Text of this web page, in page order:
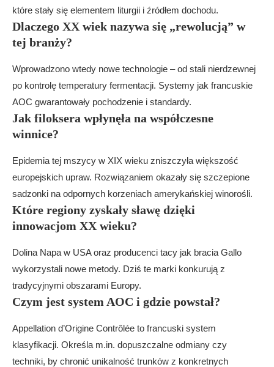
które stały się elementem liturgii i źródłem dochodu.
Dlaczego XX wiek nazywa się „rewolucją” w
tej branży?
Wprowadzono wtedy nowe technologie – od stali nierdzewnej
po kontrolę temperatury fermentacji. Systemy jak francuskie
AOC gwarantowały pochodzenie i standardy.
Jak filoksera wpłynęła na współczesne
winnice?
Epidemia tej mszycy w XIX wieku zniszczyła większość
europejskich upraw. Rozwiązaniem okazały się szczepione
sadzonki na odpornych korzeniach amerykańskiej winorośli.
Które regiony zyskały sławę dzięki
innowacjom XX wieku?
Dolina Napa w USA oraz producenci tacy jak bracia Gallo
wykorzystali nowe metody. Dziś te marki konkurują z
tradycyjnymi obszarami Europy.
Czym jest system AOC i gdzie powstał?
Appellation d’Origine Contrôlée to francuski system
klasyfikacji. Określa m.in. dopuszczalne odmiany czy
techniki, by chronić unikalność trunków z konkretnych